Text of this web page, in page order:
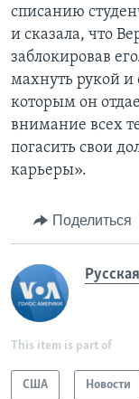
списанию
и сказала, что
заблокировав
махнуть рукой и
которым он
внимание всех
погасить свои
карьеры».
Поделиться
This item is part of
США Новости